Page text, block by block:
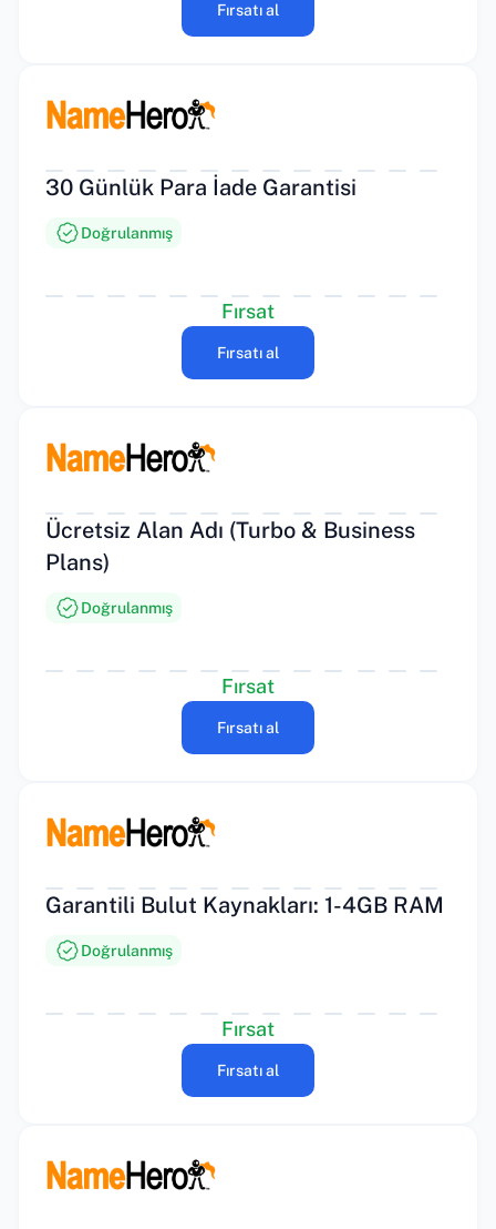
Fırsatı al
30 Günlük Para İade Garantisi
Doğrulanmış
Fırsat
Fırsatı al
Ücretsiz Alan Adı (Turbo & Business
Plans)
Doğrulanmış
Fırsat
Fırsatı al
Garantili Bulut Kaynakları: 1-4GB RAM
Doğrulanmış
Fırsat
Fırsatı al